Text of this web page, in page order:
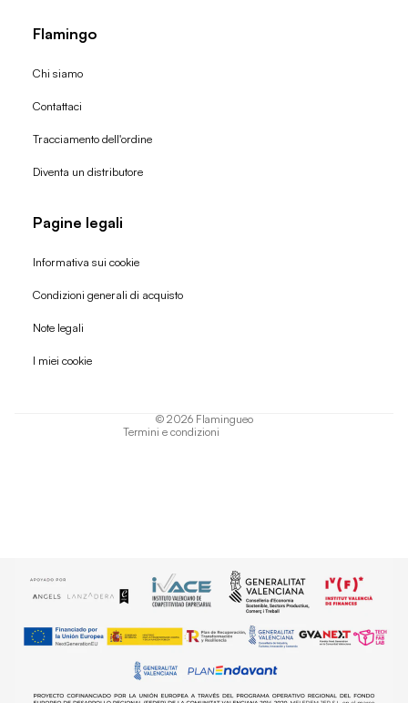
Flamingo
Chi siamo
Contattaci
Tracciamento dell'ordine
Diventa un distributore
Pagine legali
Informativa sui cookie
Condizioni generali di acquisto
Note legali
I miei cookie
© 2026 Flamingueo
Termini e condizioni
Politica di rimborso